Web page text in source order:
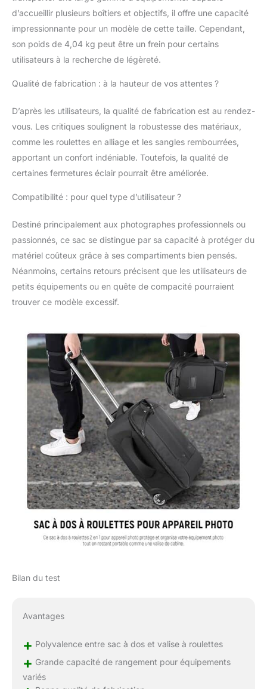
pour cartes mémoires
CONSTRUCTION
DURABLE: Roues de
qualité à patins à
poignée télescopique
souple; Poignée
supérieure pratique
pour le levage
IMPERMEABLE:
Housse de pluie
incluse, aide à éviter la
d’accueillir plusieurs boîtiers et objectifs, il offre une capacité
impressionnante pour un modèle de cette taille. Cependant,
son poids de 4,04 kg peut être un frein pour certains
utilisateurs à la recherche de légèreté.
Qualité de fabrication : à la hauteur de vos attentes ?
D’après les utilisateurs, la qualité de fabrication est au rendez-
vous. Les critiques soulignent la robustesse des matériaux,
comme les roulettes en alliage et les sangles rembourrées,
apportant un confort indéniable. Toutefois, la qualité de
certaines fermetures éclair pourrait être améliorée.
Compatibilité : pour quel type d’utilisateur ?
Destiné principalement aux photographes professionnels ou
passionnés, ce sac se distingue par sa capacité à protéger du
matériel coûteux grâce à ses compartiments bien pensés.
Néanmoins, certains retours précisent que les utilisateurs de
petits équipements ou en quête de compacité pourraient
trouver ce modèle excessif.
Bilan du test
Avantages
+ Polyvalence entre sac à dos et valise à roulettes
+ Grande capacité de rangement pour équipements
variés